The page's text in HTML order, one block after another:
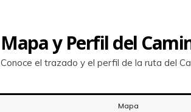
Mapa y Perfil del
Conoce el trazado y el perfil de la ruta del
Mapa